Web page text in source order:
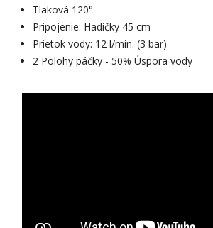
Tlaková 120°
Pripojenie: Hadičky 45 cm
Prietok vody: 12 l/min. (3 bar)
2 Polohy páčky - 50% Úspora vody